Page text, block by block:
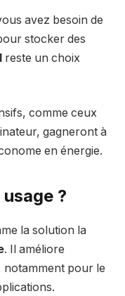
avez besoin de
stocker des
reste un choix
comme ceux
gagneront à
en énergie.
?
la solution la
. Il améliore
notamment pour le